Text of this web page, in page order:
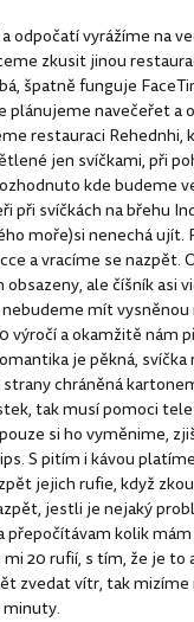
odpočatí vyrážíme na
zkusit jinou
špatně funguje
plánujeme navečeřet a
restauraci Rehednhi,
jen svíčkami, při
kde budeme
při svíčkách na břehu
moře)si nenechá ujít.
a vracíme se nazpět.
ale číšník asi
mít
výročí a okamžitě nám
je pěkná,
chráněná
tak musí pomoci
si ho vyměnime,
S pitím i kávou
jejich rufie, když
jestli je nejaký
přepočítávam kolik
20 rufií, s tím, že je to
zvedat vítr, tak